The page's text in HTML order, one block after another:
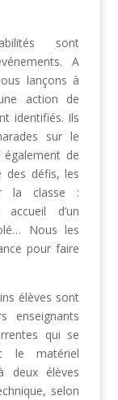
sont
A
lançons à
action de
identifiés. Ils
sur le
de
des défis, les
la classe :
d’un
Nous les
pour faire
élèves sont
enseignants
qui se
le matériel
deux élèves
selon